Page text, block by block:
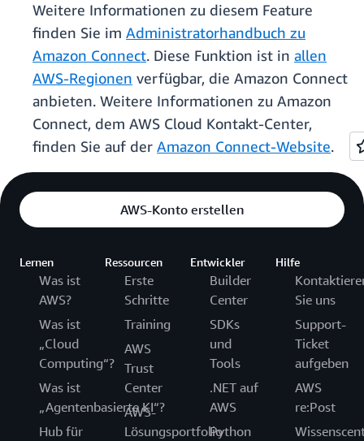
Weitere Informationen zu diesem Feature
finden Sie im Administratorhandbuch zu
Amazon Connect. Diese Funktion ist in allen
AWS-Regionen verfügbar, die Amazon Connect
anbieten. Weitere Informationen zu Amazon
Connect, dem AWS Cloud Kontakt-Center,
finden Sie auf der Amazon Connect-Website.
AWS-Konto erstellen
Lernen
Was ist
AWS?
Was ist
„Cloud
Computing“?
Was ist
„Agentenbasierte KI“?
Hub für
Ressourcen
Erste
Schritte
Training
AWS
Trust
Center
AWS-
Lösungsportfolio
Entwickler
Builder
Center
SDKs
und
Tools
.NET auf
AWS
Python
Hilfe
Sie uns
Support-
Ticket
aufgeben
AWS
re:Post